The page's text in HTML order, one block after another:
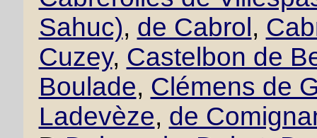
Sahuc), de Cabrol ,
Cuzey, Castelbon de
Boulade, Clémens de
Ladevèze, de